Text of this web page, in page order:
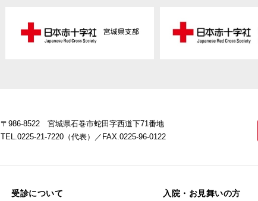
〒986-8522 宮城県石巻市蛇田字西道下71番地
TEL.0225-21-7220（代表）
／FAX.0225-96-0122
受診について 入院・お見舞いの方